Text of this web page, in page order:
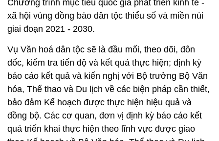
Chương trình mục tiêu quốc gia phát triển kinh tế -
xã hội vùng đồng bào dân tộc thiểu số và miền núi
giai đoạn 2021 - 2030.
Vụ Văn hoá dân tộc sẽ là đầu mối, theo dõi, đôn
đốc, kiểm tra tiến độ và kết quả thực hiện; định kỳ
báo cáo kết quả và kiến nghị với Bộ trưởng Bộ Văn
hóa, Thể thao và Du lịch về các biện pháp cần thiết,
bảo đảm Kế hoạch được thực hiện hiệu quả và
đồng bộ. Các cơ quan, đơn vị định kỳ báo cáo kết
quả triển khai thực hiện theo lĩnh vực được giao